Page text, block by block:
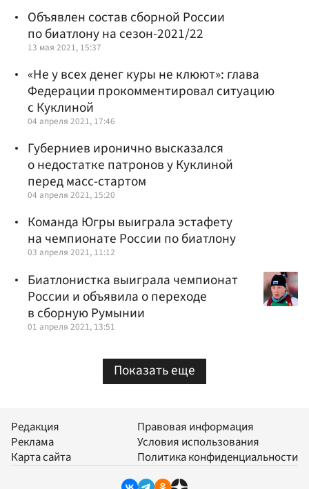
Объявлен состав сборной России
по биатлону на сезон-2021/22
13 мая 2021, 15:37
«Не у всех денег куры не клюют»: глава
Федерации прокомментировал ситуацию
с Куклиной
04 апреля 2021, 17:46
Губерниев иронично высказался
о недостатке патронов у Куклиной
перед масс-стартом
04 апреля 2021, 15:20
Команда Югры выиграла эстафету
на чемпионате России по биатлону
03 апреля 2021, 11:12
Биатлонистка выиграла чемпионат
России и объявила о переходе
в сборную Румынии
01 апреля 2021, 13:51
Показать еще
Редакция
Реклама
Карта сайта
Правовая информация
Условия использования
Политика конфиденциальности